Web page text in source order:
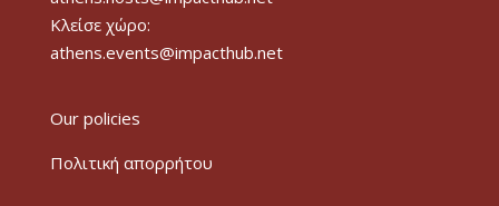
Κλείσε χώρο:
athens.events@impacthub.net
Our policies
Πολιτική απορρήτου